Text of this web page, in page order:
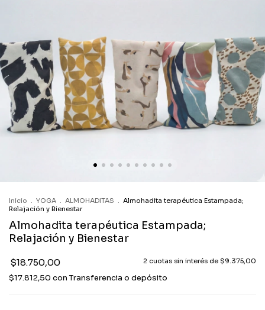
Inicio YOGA ALMOHADITAS
Almohadita terapéutica Estampada;
Relajación y Bienestar
Almohadita terapéutica Estampada;
Relajación y Bienestar
$18.750,00 2 cuotas sin interés de $9.375,00
$17.812,50 con Transferencia o depósito